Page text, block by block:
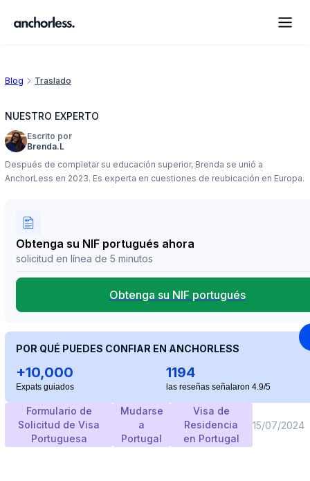
Blog Traslado
NUESTRO EXPERTO
Escrito por
Brenda.L
Después de completar su educación superior, Brenda se unió a
AnchorLess en 2023. Es experta en cuestiones de reubicación en Europa.
Obtenga su NIF portugués ahora
solicitud en línea de 5 minutos
Obtenga su NIF portugués
POR QUÉ PUEDES CONFIAR EN ANCHORLESS
+10,000
Expats guiados
1194
las reseñas señalaron 4.9/5
Formulario de
Solicitud de Visa
Portuguesa
Mudarse
a
Portugal
Visa de
Residencia
en Portugal
15/07/2024